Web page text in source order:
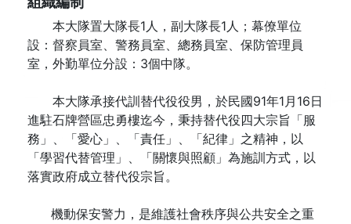
本大隊置大隊長1人，副大隊長1人；幕僚單位
設：督察員室、警務員室、總務員室、保防管理員
室，外勤單位分設：3個中隊。
本大隊承接代訓替代役役男，於民國91年1月16日
進駐石牌營區忠勇樓迄今，秉持替代役四大宗旨「服
務」、「愛心」、「責任」、「紀律」之精神，以
「學習代替管理」、「關懷與照顧」為施訓方式，以
落實政府成立替代役宗旨。
機動保安警力，是維護社會秩序與公共安全之重